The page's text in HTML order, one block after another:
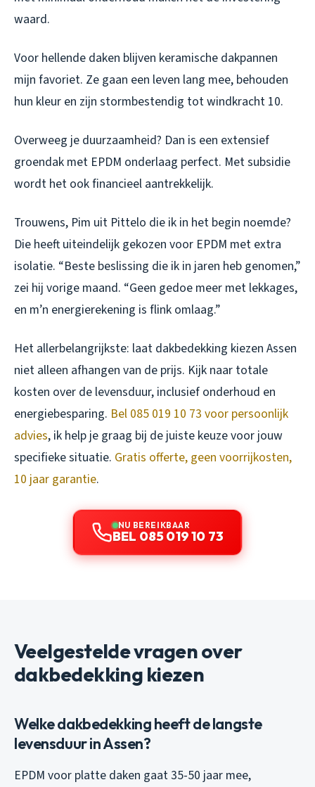
waard.
Voor hellende daken blijven keramische dakpannen
mijn favoriet. Ze gaan een leven lang mee, behouden
hun kleur en zijn stormbestendig tot windkracht 10.
Overweeg je duurzaamheid? Dan is een extensief
groendak met EPDM onderlaag perfect. Met subsidie
wordt het ook financieel aantrekkelijk.
Trouwens, Pim uit Pittelo die ik in het begin noemde?
Die heeft uiteindelijk gekozen voor EPDM met extra
isolatie. “Beste beslissing die ik in jaren heb genomen,”
zei hij vorige maand. “Geen gedoe meer met lekkages,
en m’n energierekening is flink omlaag.”
Het allerbelangrijkste: laat dakbedekking kiezen Assen
niet alleen afhangen van de prijs. Kijk naar totale
kosten over de levensduur, inclusief onderhoud en
energiebesparing. Bel 085 019 10 73 voor persoonlijk
advies, ik help je graag bij de juiste keuze voor jouw
specifieke situatie. Gratis offerte, geen voorrijkosten,
10 jaar garantie.
NU BEREIKBAAR
BEL 085 019 10 73
Veelgestelde vragen over
dakbedekking kiezen
Welke dakbedekking heeft de langste
levensduur in Assen?
EPDM voor platte daken gaat 35-50 jaar mee,